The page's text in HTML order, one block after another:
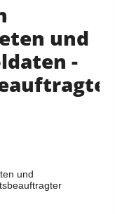
uns
und
-